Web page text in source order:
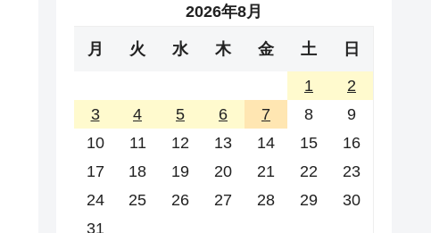
2026年8月
月 火 水 木 金 土 日
1
2
3
4 5 6 7 8
9
10
11 12 13 14 15
16
17
18 19 20 21 22
23
24
25 26 27 28 29
30
31